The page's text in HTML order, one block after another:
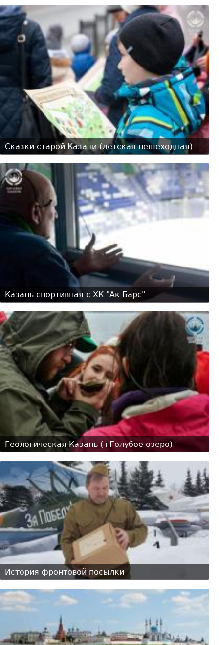
Сказки старой Казани (детская пешеходная)
Казань спортивная с ХК "Ак Барс"
Геологическая Казань (+Голубое озеро)
История фронтовой посылки